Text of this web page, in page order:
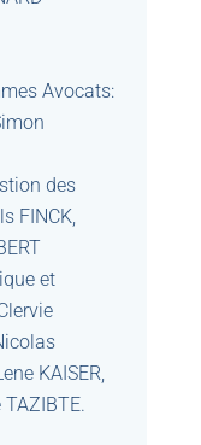
Avocats:
des
FINCK,
et
KAISER,